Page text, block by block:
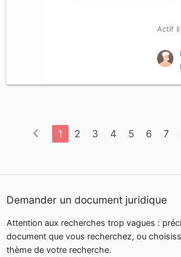
Actif Il
chevron_left 1 2 3 4 5 6 7
Demander un document juridique
Attention aux recherches trop vagues :
document que vous recherchez, ou
thème de votre recherche.